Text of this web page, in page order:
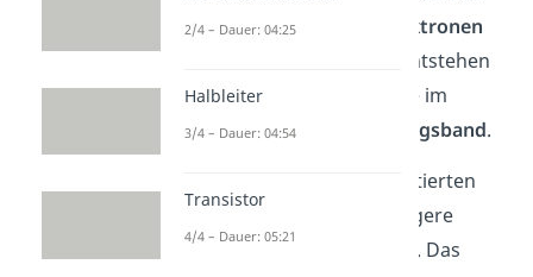
Energie überspringen
Elektronen
die Bandlücke. Dadurch entstehen
teilweise belegte Zustände im
Valenzbandund im Leitungsband.
eines undotierten
Halbleiters
hat eine geringere
Bandlückeals ein
. Das
2/4 – Dauer: 04:25
Halbleiter
3/4 – Dauer: 04:54
Transistor
4/4 – Dauer: 05:21